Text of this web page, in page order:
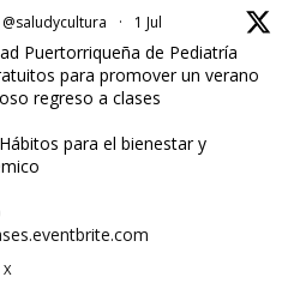
@saludycultura · 1 Jul
Puertorriqueña de Pediatría
para promover un verano
regreso a clases
para el bienestar y
X